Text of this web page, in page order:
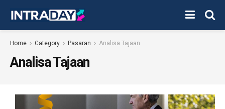
Home Category Pasaran Analisa Tajaan
Analisa Tajaan